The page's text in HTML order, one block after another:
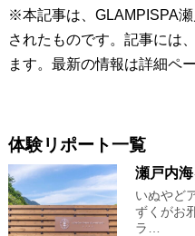
※本記事は、GLAMPISPA
されたものです。記事には
ます。最新の情報は詳細ペ
体験リポート一覧
瀬戸内
いぬやど
ずくがお
ラ…